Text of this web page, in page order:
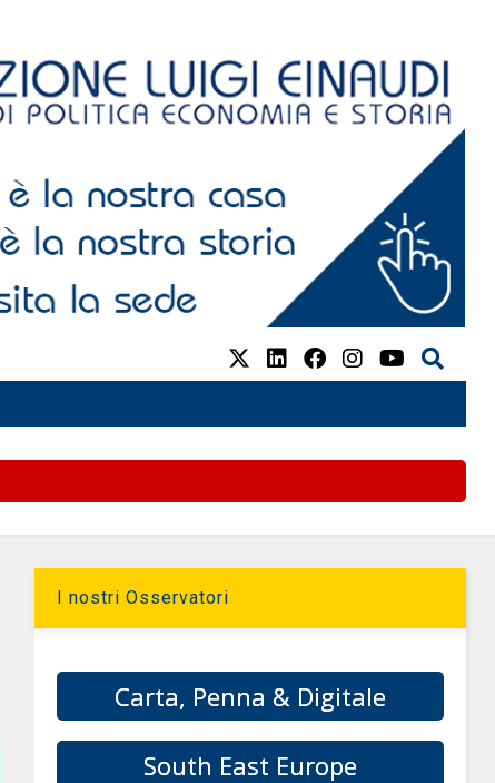
I nostri Osservatori
Carta, Penna & Digitale
South East Europe